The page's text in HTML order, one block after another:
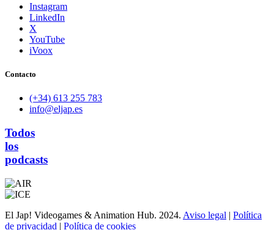
Instagram
LinkedIn
X
YouTube
iVoox
Contacto
(+34) 613 255 783
info@eljap.es
Todos
los
podcasts
El Jap! Videogames & Animation Hub. 2024. Aviso legal | Política
de privacidad | Política de cookies